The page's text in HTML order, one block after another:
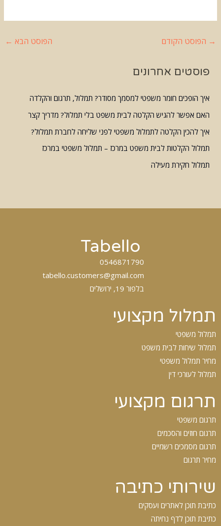
→ הפוסט הקודם הפוסט הבא ←
פוסטים אחרונים
איך הופכים חומר משפטי למסמך מסודר? תמלול, תרגום והקלדה
האם אפשר להגיש הקלטה לבית משפט בלי תמלול? מדריך קצר
איך להכין הקלטה לתמלול משפטי לפני שליחה לחברת תמלול?
תמלול הקלטות לבית משפט במרכז – תמלול משפטי במרכז
תמלול חקירת מעילה
Tabello
0546871790
tabello.customers@gmail.com
בלפור 19, ירושלים
תמלול מקצועי
תמלול משפטי
תמלול שיחות לבית משפט
מחיר תמלול משפטי
תמלול לעורכי דין
תרגום מקצועי
תרגום משפטי
תרגום חוזים והסכמים
תרגום מסמכים רשמיים
מחיר תרגום
שירותי כתיבה
כתיבת תוכן לאתרים ועסקים
כתיבת תוכן לדף נחיתה